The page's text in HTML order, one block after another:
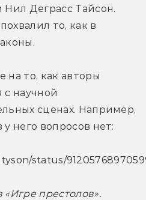
Нил Деграсс Тайсон.
то, как в
то, как авторы
с научной
сценах. Например,
него вопросов нет:
status/
престолов».